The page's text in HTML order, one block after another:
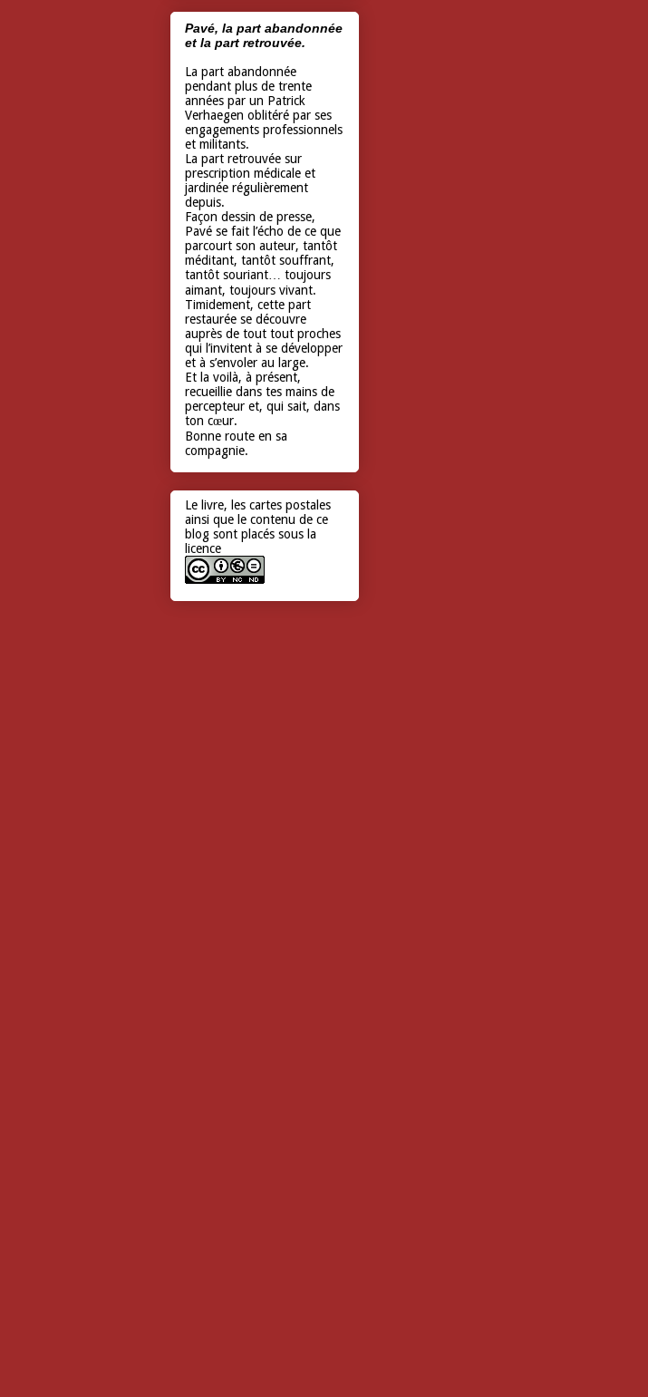
Pavé, la part abandonnée
et la part retrouvée.
La part abandonnée
pendant plus de trente
années par un Patrick
Verhaegen oblitéré par ses
engagements professionnels
et militants.
La part retrouvée sur
prescription médicale et
jardinée régulièrement
depuis.
Façon dessin de presse,
Pavé se fait l’écho de ce que
parcourt son auteur, tantôt
méditant, tantôt souffrant,
tantôt souriant… toujours
aimant, toujours vivant.
Timidement, cette part
restaurée se découvre
auprès de tout tout proches
qui l’invitent à se développer
et à s’envoler au large.
Et la voilà, à présent,
recueillie dans tes mains de
percepteur et, qui sait, dans
ton cœur.
Bonne route en sa
compagnie.
Le livre, les cartes postales
ainsi que le contenu de ce
blog sont placés sous la
licence